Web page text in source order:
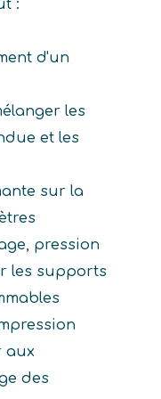
:
d'un
les
et les
sur la
pression
les supports
aux
des